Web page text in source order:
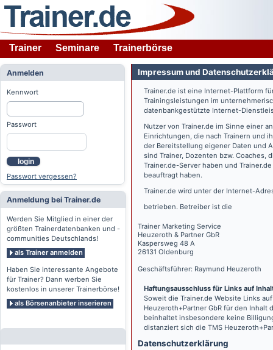
Trainer Seminare Trainerbörse
Anmelden
Kennwort
Passwort
login
Passwort vergessen?
Anmeldung bei Trainer.de
Werden Sie Mitglied in einer der
größten Trainerdatenbanken und -
communities Deutschlands!
als Trainer anmelden
Haben Sie interessante Angebote
für Trainer? Dann werben Sie
kostenlos in unserer Trainerbörse!
als Börsenanbieter inserieren
Impressum und
Trainer.de ist eine Internet-Plattform
Trainingsleistungen im
datenbankgestützte Internet-
Nutzer von Trainer.de im Sinne einer
Einrichtungen, die nach Trainern und
der Bereitstellung eigener Daten und
sind Trainer, Dozenten bzw.
Trainer.de-Server haben und Trainer.de
beauftragt haben.
Trainer.de wird unter der Internet-
betrieben. Betreiber ist die
Trainer Marketing Service
Heuzeroth & Partner GbR
Kaspersweg 48 A
26131 Oldenburg
Geschäftsführer: Raymund Heuzeroth
Haftungsausschluss für Links auf
Soweit die Trainer.de Website Links
Heuzeroth+Partner GbR für den Inhalt
beinhaltet insbesondere keine
distanziert sich die TMS
Datenschutz­erklärung